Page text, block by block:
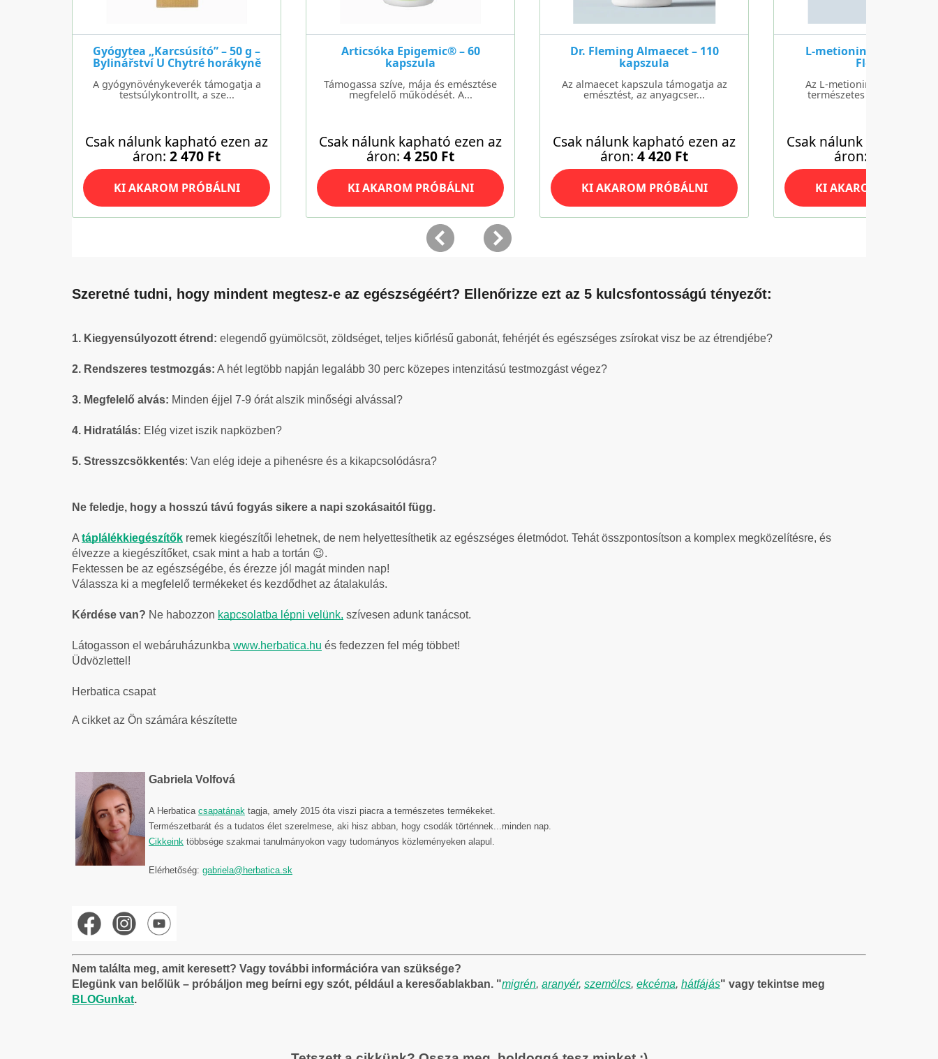
Szeretné tudni, hogy mindent megtesz-e az egészségéért? Ellenőrizze ezt az 5 kulcsfontosságú tényezőt:
1. Kiegyensúlyozott étrend: elegendő gyümölcsöt, zöldséget, teljes kiőrlésű gabonát, fehérjét és egészséges zsírokat visz be az étrendjébe?
2. Rendszeres testmozgás: A hét legtöbb napján legalább 30 perc közepes intenzitású testmozgást végez?
3. Megfelelő alvás: Minden éjjel 7-9 órát alszik minőségi alvással?
4. Hidratálás: Elég vizet iszik napközben?
5. Stresszcsökkentés: Van elég ideje a pihenésre és a kikapcsolódásra?
Ne feledje, hogy a hosszú távú fogyás sikere a napi szokásaitól függ.
A táplálékkiegészítők remek kiegészítői lehetnek, de nem helyettesíthetik az egészséges életmódot. Tehát összpontosítson a komplex megközelítésre, és
élvezze a kiegészítőket, csak mint a hab a tortán 😉.
Fektessen be az egészségébe, és érezze jól magát minden nap!
Válassza ki a megfelelő termékeket és kezdődhet az átalakulás.
Kérdése van? Ne habozzon kapcsolatba lépni velünk, szívesen adunk tanácsot.
Látogasson el webáruházunkba www.herbatica.hu és fedezzen fel még többet!
Üdvözlettel!
Herbatica csapat
A cikket az Ön számára készítette
Gabriela Volfová
A Herbatica csapatának tagja, amely 2015 óta viszi piacra a természetes termékeket.
Természetbarát és a tudatos élet szerelmese, aki hisz abban, hogy csodák történnek...minden nap.
Cikkeink többsége szakmai tanulmányokon vagy tudományos közleményeken alapul.
Elérhetőség: gabriela@herbatica.sk
Nem találta meg, amit keresett? Vagy további információra van szüksége?
Elegünk van belőlük – próbáljon meg beírni egy szót, például a keresőablakban. "migrén, aranyér, szemölcs, ekcéma, hátfájás" vagy tekintse meg
BLOGunkat.